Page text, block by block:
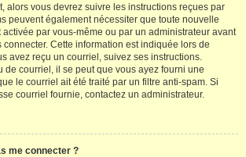
alors vous devrez suivre les instructions reçues par
peuvent également nécessiter que toute nouvelle
par vous-même ou par un administrateur avant
Cette information est indiquée lors de
avez reçu un courriel, suivez ses instructions.
de courriel, il se peut que vous ayez fourni une
le courriel ait été traité par un filtre anti-spam. Si
courriel fournie, contactez un administrateur.
me connecter ?